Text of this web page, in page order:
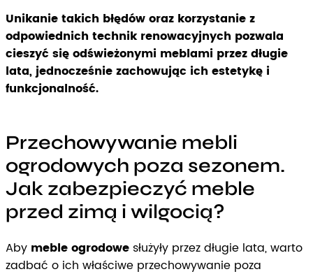
Unikanie takich błędów oraz korzystanie z
odpowiednich technik renowacyjnych pozwala
cieszyć się odświeżonymi meblami przez długie
lata, jednocześnie zachowując ich estetykę i
funkcjonalność.
Przechowywanie mebli
ogrodowych poza sezonem.
Jak zabezpieczyć meble
przed zimą i wilgocią?
Aby meble ogrodowe służyły przez długie lata, warto
zadbać o ich właściwe przechowywanie poza